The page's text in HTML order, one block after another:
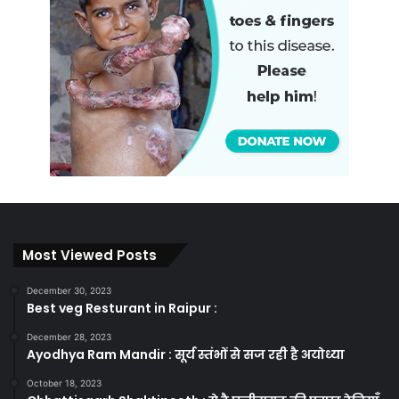
Most Viewed Posts
December 30, 2023
Best veg Resturant in Raipur :
December 28, 2023
Ayodhya Ram Mandir : सूर्य स्तंभों से सज रही है अयोध्या
October 18, 2023